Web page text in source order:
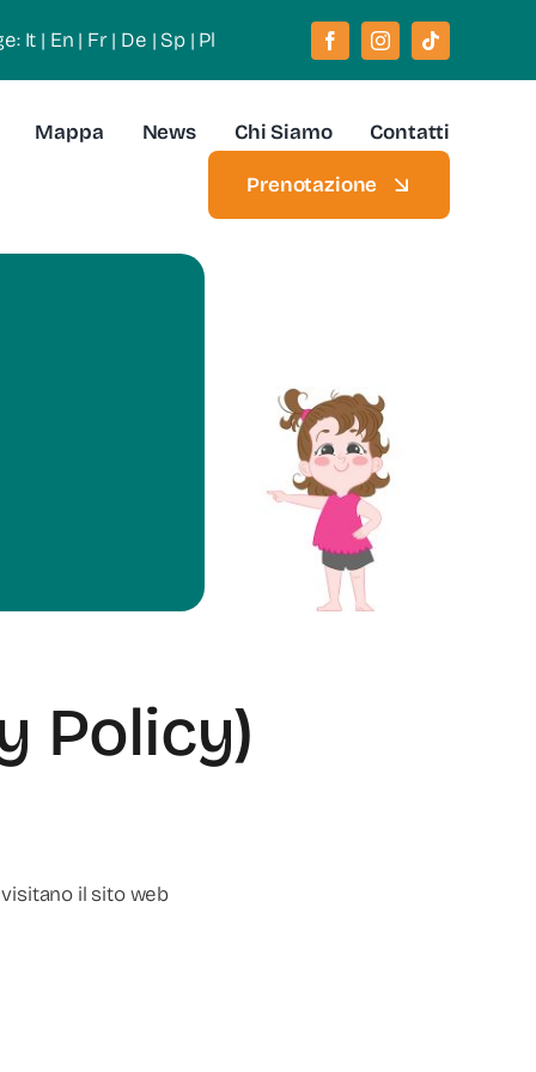
It | En | Fr| De | Sp| Pl
Mappa News Chi Siamo Contatti
Prenotazione
Policy)
il sito web